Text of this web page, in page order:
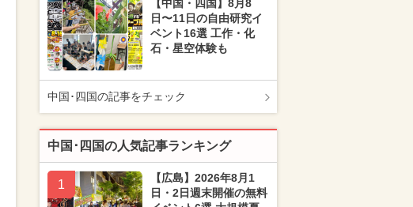
【中国・四国】8月8
日〜11日の自由研究イ
ベント16選 工作・化
石・星空体験も
中国･四国の記事をチェック
中国･四国の人気記事ランキング
1
【広島】2026年8月1
日・2日週末開催の無料